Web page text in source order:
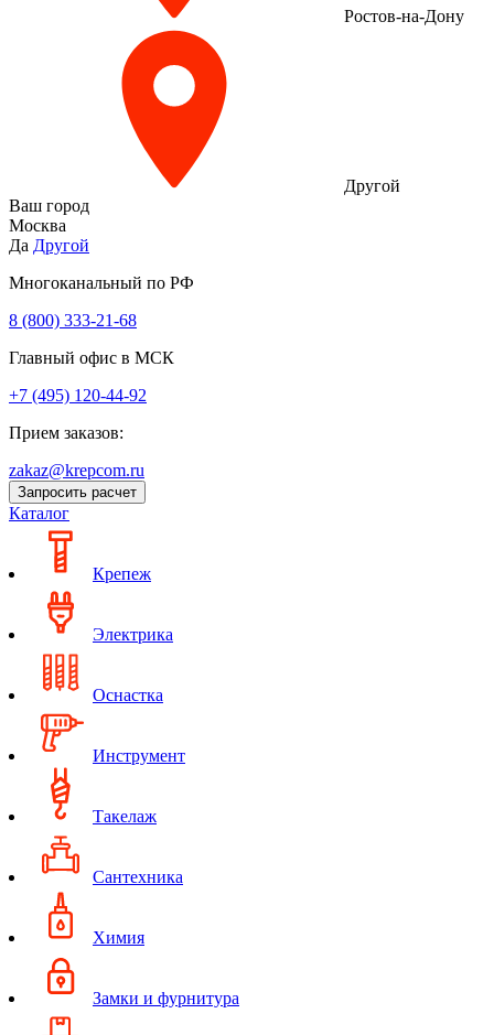
Ростов-на-Дону
Другой
Ваш город
Москва
Да Другой
Многоканальный по РФ
8 (800) 333‑21-68
Главный офис в МСК
+7 (495) 120-44-92
Прием заказов:
zakaz@krepcom.ru
Запросить расчет
Каталог
Крепеж
Электрика
Оснастка
Инструмент
Такелаж
Сантехника
Химия
Замки и фурнитура